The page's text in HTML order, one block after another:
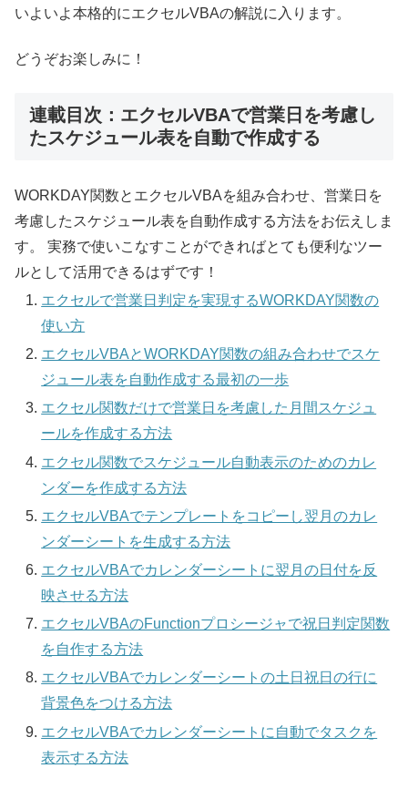
いよいよ本格的にエクセルVBAの解説に入ります。
どうぞお楽しみに！
連載目次：エクセルVBAで営業日を考慮し
たスケジュール表を自動で作成する
WORKDAY関数とエクセルVBAを組み合わせ、営業日を
考慮したスケジュール表を自動作成する方法をお伝えしま
す。 実務で使いこなすことができればとても便利なツー
ルとして活用できるはずです！
エクセルで営業日判定を実現するWORKDAY関数の
使い方
エクセルVBAとWORKDAY関数の組み合わせでスケ
ジュール表を自動作成する最初の一歩
エクセル関数だけで営業日を考慮した月間スケジュ
ールを作成する方法
エクセル関数でスケジュール自動表示のためのカレ
ンダーを作成する方法
エクセルVBAでテンプレートをコピーし翌月のカレ
ンダーシートを生成する方法
エクセルVBAでカレンダーシートに翌月の日付を反
映させる方法
エクセルVBAのFunctionプロシージャで祝日判定関数
を自作する方法
エクセルVBAでカレンダーシートの土日祝日の行に
背景色をつける方法
エクセルVBAでカレンダーシートに自動でタスクを
表示する方法